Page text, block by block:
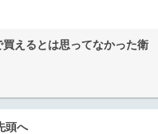
えるとは思ってなかった衛
頭へ